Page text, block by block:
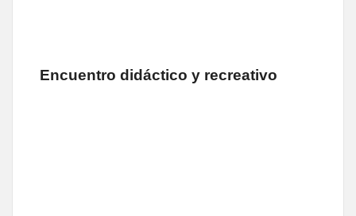
Encuentro didáctico y recreativo